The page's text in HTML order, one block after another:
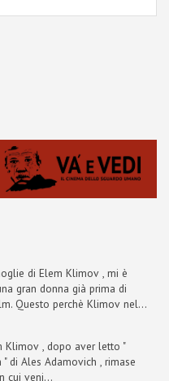
di Elem Klimov , mi è
gran donna già prima di
Questo perchè Klimov nel...
Klimov , dopo aver letto "
di Ales Adamovich , rimase
cui veni...